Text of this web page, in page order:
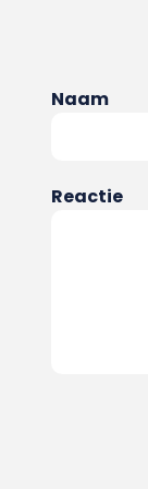
Naam
Reactie